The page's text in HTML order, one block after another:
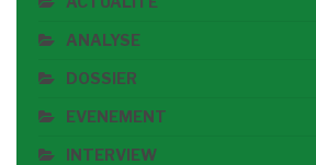
ANALYSE
DOSSIER
EVENEMENT
INTERVIEW